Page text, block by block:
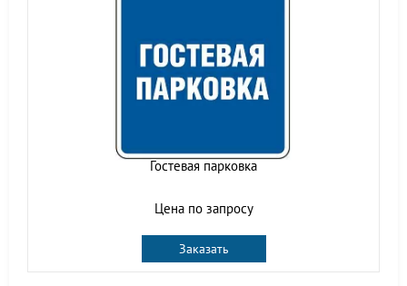
Гостевая парковка
Цена по запросу
Заказать